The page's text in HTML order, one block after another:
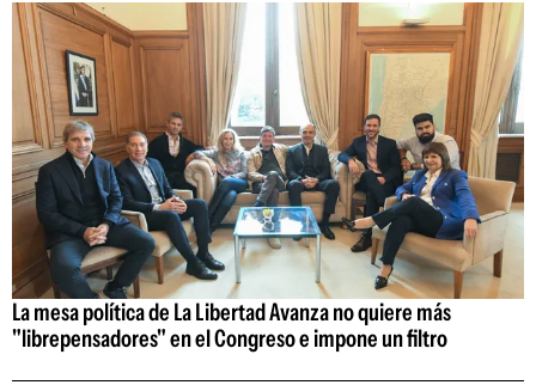
La mesa política de La Libertad Avanza no quiere más
"librepensadores" en el Congreso e impone un filtro